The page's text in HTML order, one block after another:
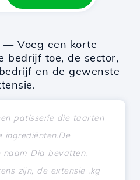
— Voeg een korte
bedrijf toe, de sector,
en de gewenste